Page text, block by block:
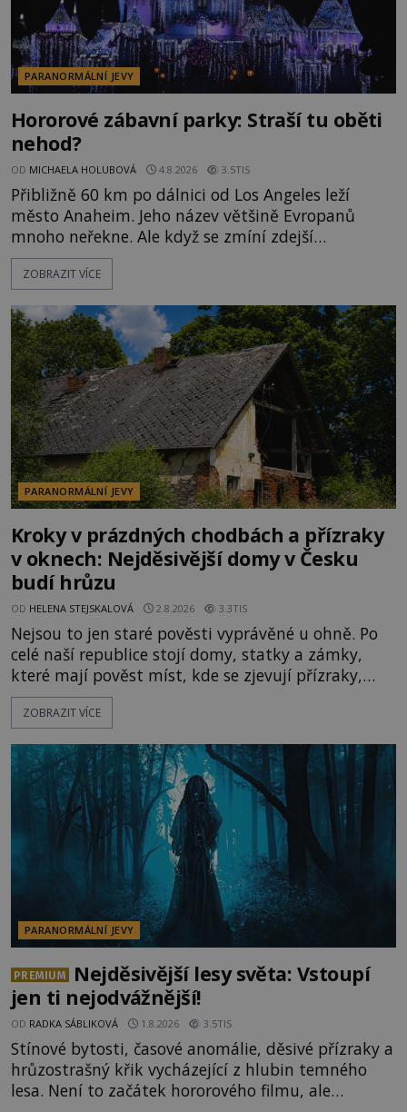
PARANORMÁLNÍ JEVY
Hororové zábavní parky: Straší tu oběti
nehod?
OD MICHAELA HOLUBOVÁ 4.8.2026 3.5TIS
Přibližně 60 km po dálnici od Los Angeles leží
město Anaheim. Jeho název většině Evropanů
mnoho neřekne. Ale když se zmíní zdejší
Disneyland, je hned jasno. Zábavní park vyroste na
poklidném místě bývalého sadu pomerančovníků.
kolem 17 000 000 zábavychtivých lidí ročně. A ač je
velká snaha to utajit, někteří z
ZOBRAZIT VÍCE
PARANORMÁLNÍ JEVY
Kroky v prázdných chodbách a přízraky
v oknech: Nejděsivější domy v Česku
budí hrůzu
OD HELENA STEJSKALOVÁ 2.8.2026 3.3TIS
Nejsou to jen staré pověsti vyprávěné u ohně. Po
celé naší republice stojí domy, statky a zámky,
které mají pověst míst, kde se zjevují přízraky,
ozývají nevysvětlitelné zvuky nebo se dějí podivné
jevy. Zatímco historici většinou hledají racionální
lokality vykazují nápadně podobná svědectví po
celé generace. A právě tato opakující se svědectví
ZOBRAZIT VÍCE
PARANORMÁLNÍ JEVY
PREMIUM
Nejděsivější lesy světa: Vstoupí
jen ti nejodvážnější!
OD RADKA SÁBLIKOVÁ 1.8.2026 3.5TIS
Stínové bytosti, časové anomálie, děsivé přízraky a
hrůzostrašný křik vycházející z hlubin temného
lesa. Není to začátek hororového filmu, ale